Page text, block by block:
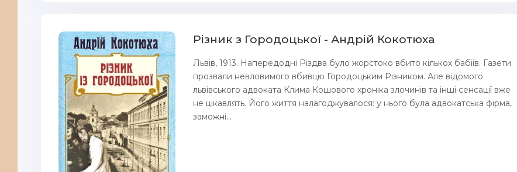
Різник з Городоцької - Андрій Кокотюха
Львів, 1913. Напередодні Різдва було жорстоко вбито кількох бабіїв. Газети
прозвали невловимого вбивцю Городоцьким Різником. Але відомого
львівського адвоката Клима Кошового хроніка злочинів та інші сенсації вже
не цікавлять. Його життя налагоджувалося: у нього була адвокатська фірма,
заможні...